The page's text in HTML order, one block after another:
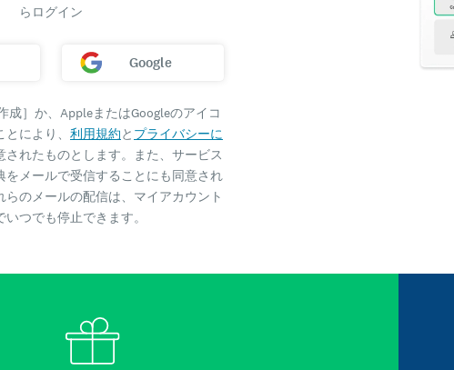
らログイン
Google
成］か、AppleまたはGoogleのアイコ
により、 利用規約と プライバシーに
されたものとします。また、サービス
をメールで受信することにも同意され
らのメールの配信は、マイアカウント
いつでも停止できます。